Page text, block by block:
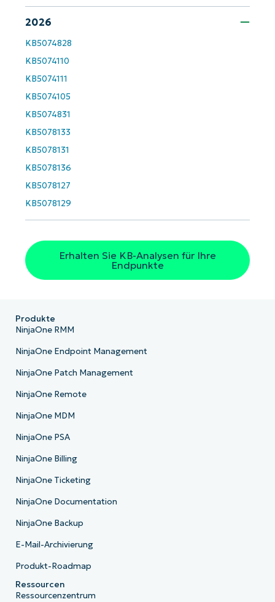
2026
KB5074828
KB5074110
KB5074111
KB5074105
KB5074831
KB5078133
KB5078131
KB5078136
KB5078127
KB5078129
Erhalten Sie KB-Analysen für Ihre
Endpunkte
First
last
Business
Land
Produkte
NinjaOne RMM
NinjaOne Endpoint Management
NinjaOne Patch Management
NinjaOne Remote
NinjaOne MDM
NinjaOne PSA
NinjaOne Billing
NinjaOne Ticketing
NinjaOne Documentation
NinjaOne Backup
E-Mail-Archivierung
Produkt-Roadmap
Ressourcen
Ressourcenzentrum